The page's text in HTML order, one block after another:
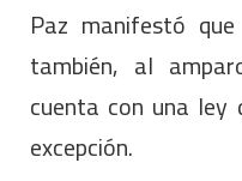
Paz manifestó
también, al
cuenta con una ley
excepción.